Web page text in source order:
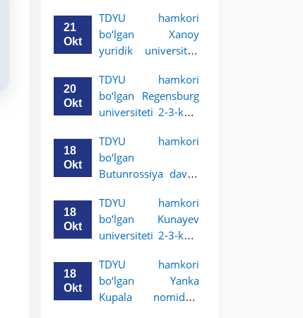
e’lon qildi
kurs talabalari
uchun akademik
mobillik dasturini
21
Okt
TDYU hamkori
bo‘lgan Xanoy
yuridik universiteti
talabalari uchun
akademik mobillik
dasturini e’lon qildi
20
Okt
TDYU hamkori
bo‘lgan Regensburg
universiteti 2-3-kurs
akademik mobillik
dasturini e’lon qildi
18
Okt
TDYU hamkori
bo‘lgan
Butunrossiya davlat
3-kurs talabalari
uchun akademik
mobillik dasturini
18
Okt
TDYU hamkori
bo‘lgan Kunayev
universiteti 2-3-kurs
akademik mobillik
dasturini e’lon qiladi
18
Okt
TDYU hamkori
bo‘lgan Yanka
Kupala nomidagi